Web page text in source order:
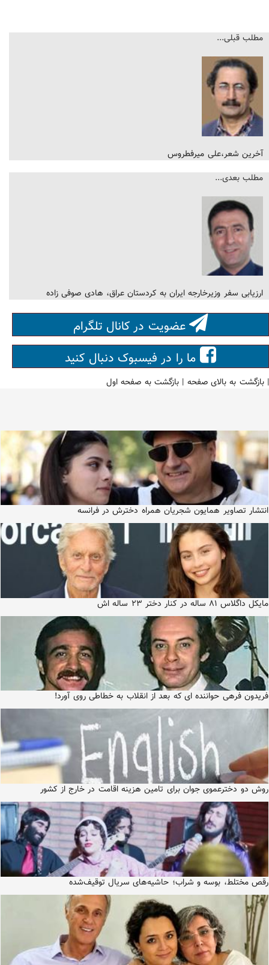
مطلب قبلی...
آخرین شعر،علی میرفطروس
مطلب بعدی...
ارزیابی سفر وزیرخارجە ایران بە کردستان عراق، هادی صوفی زاده
عضویت در کانال تلگرام
ما را در فیسبوک دنبال کنید
|بازگشت به بالای صفحه |بازگشت به صفحه اول
انتشار تصاویر همایون شجریان همراه دخترش در فرانسه
مایکل داگلاس ۸۱ ساله در کنار دختر ۲۳ ساله اش
فریدون فرهی حواننده ای که بعد از انقلاب به خطاطی روی آورد!
روش دو دخترعموی جوان برای تامین هزینه اقامت در خارج از کشور
رقص مختلط، بوسه و شراب؛ حاشیه‌های سریال توقیف‌شده